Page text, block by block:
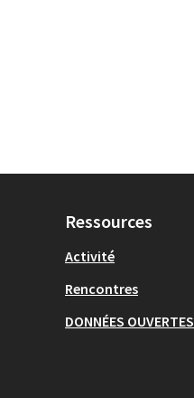
Ressources
Activité
Rencontres
DONNÉES OUVERTES